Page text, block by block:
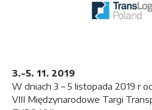
3.-5. 11. 2019
W dniach 3 – 5 listopada 2019 r
VIII Międzynarodowe Targi